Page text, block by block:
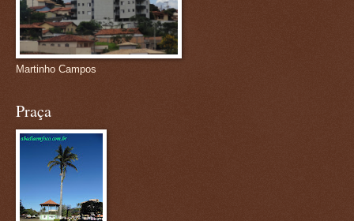
Martinho Campos
Praça